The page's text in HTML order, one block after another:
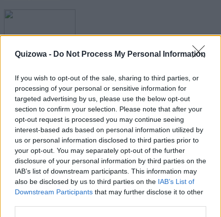
Quizowa - Do Not Process My Personal Information
If you wish to opt-out of the sale, sharing to third parties, or
processing of your personal or sensitive information for
targeted advertising by us, please use the below opt-out
section to confirm your selection. Please note that after your
opt-out request is processed you may continue seeing
interest-based ads based on personal information utilized by
us or personal information disclosed to third parties prior to
your opt-out. You may separately opt-out of the further
disclosure of your personal information by third parties on the
IAB’s list of downstream participants. This information may
also be disclosed by us to third parties on the IAB’s List of
Downstream Participants that may further disclose it to other
Ogólna historia Polski - jak dobrze ją
znasz?
Historia
Historia Polski - tylko 10% osób kończy
ten q...